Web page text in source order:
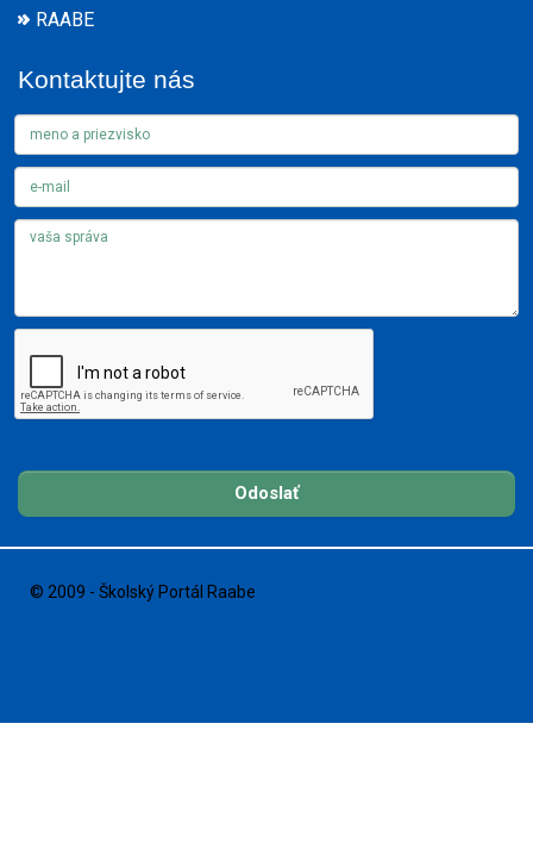
RAABE
Kontaktujte nás
Odoslať
© 2009 - Školský Portál Raabe